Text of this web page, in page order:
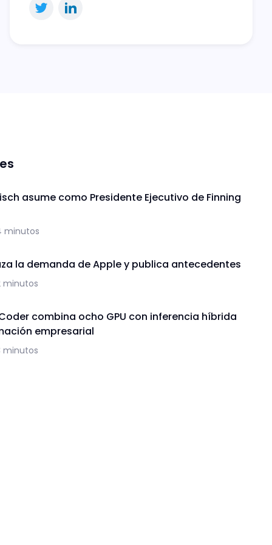
asume como Presidente Ejecutivo de Finning
minutos
la demanda de Apple y publica antecedentes
minutos
combina ocho GPU con inferencia híbrida
empresarial
minutos